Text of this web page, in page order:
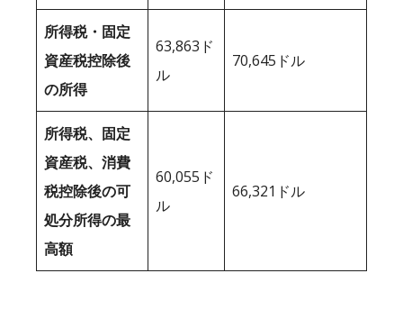
所得税・固定
資産税控除後
の所得
63,863ド
ル
70,645ドル
所得税、固定
資産税、消費
税控除後の可
処分所得の最
高額
60,055ド
ル
66,321ドル